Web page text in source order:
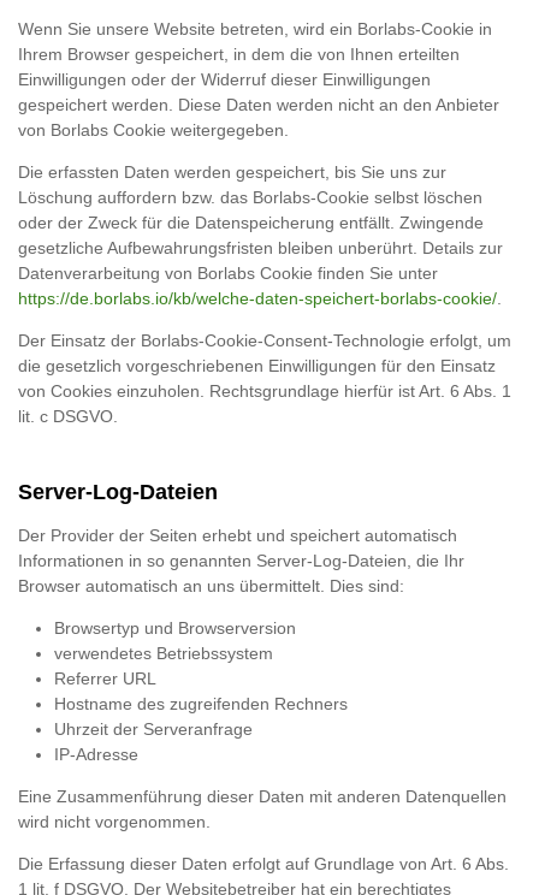
Wenn Sie unsere Website betreten, wird ein Borlabs-Cookie in
Ihrem Browser gespeichert, in dem die von Ihnen erteilten
Einwilligungen oder der Widerruf dieser Einwilligungen
gespeichert werden. Diese Daten werden nicht an den Anbieter
von Borlabs Cookie weitergegeben.
Die erfassten Daten werden gespeichert, bis Sie uns zur
Löschung auffordern bzw. das Borlabs-Cookie selbst löschen
oder der Zweck für die Datenspeicherung entfällt. Zwingende
gesetzliche Aufbewahrungsfristen bleiben unberührt. Details zur
Datenverarbeitung von Borlabs Cookie finden Sie unter
https://de.borlabs.io/kb/welche-daten-speichert-borlabs-cookie/
Der Einsatz der Borlabs-Cookie-Consent-Technologie erfolgt, um
die gesetzlich vorgeschriebenen Einwilligungen für den Einsatz
von Cookies einzuholen. Rechtsgrundlage hierfür ist Art. 6 Abs. 1
lit. c DSGVO.
Server-Log-Dateien
Der Provider der Seiten erhebt und speichert automatisch
Informationen in so genannten Server-Log-Dateien, die Ihr
Browser automatisch an uns übermittelt. Dies sind:
Browsertyp und Browserversion
verwendetes Betriebssystem
Referrer URL
Hostname des zugreifenden Rechners
Uhrzeit der Serveranfrage
IP-Adresse
Eine Zusammenführung dieser Daten mit anderen Datenquellen
wird nicht vorgenommen.
Die Erfassung dieser Daten erfolgt auf Grundlage von Art. 6 Abs.
1 lit. f DSGVO. Der Websitebetreiber hat ein berechtigtes